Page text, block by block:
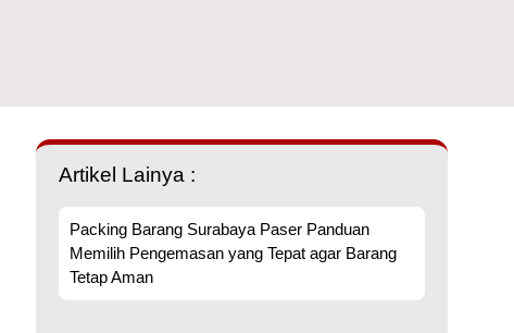
Artikel Lainya :
Packing Barang Surabaya Paser Panduan
Memilih Pengemasan yang Tepat agar Barang
Tetap Aman